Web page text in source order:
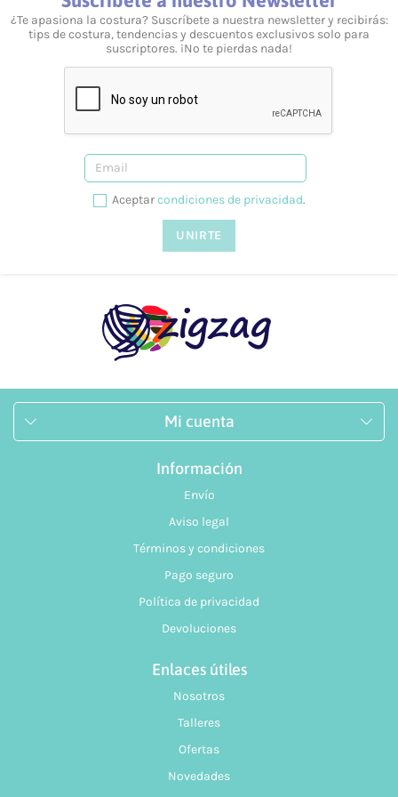
¿Realizáis envíos gratuitos?
Sí, a partir de los 40 €.
Sí, tenemos talleres adaptados a todos los niveles y
¿Prestáis asesoramiento?
Sí, te podemos ayudar en lo que necesites. Resolvemos tus
¿Te apasiona la costura? Suscríbete a nuestra newsletter y recibirás:
tips de costura, tendencias y descuentos exclusivos solo para
suscriptores. ¡No te pierdas nada!
Aceptarcondiciones de privacidad.
Mi cuenta
Información
Envío
Aviso legal
Términos y condiciones
Pago seguro
Política de privacidad
Devoluciones
Enlaces útiles
Nosotros
Talleres
Ofertas
Novedades